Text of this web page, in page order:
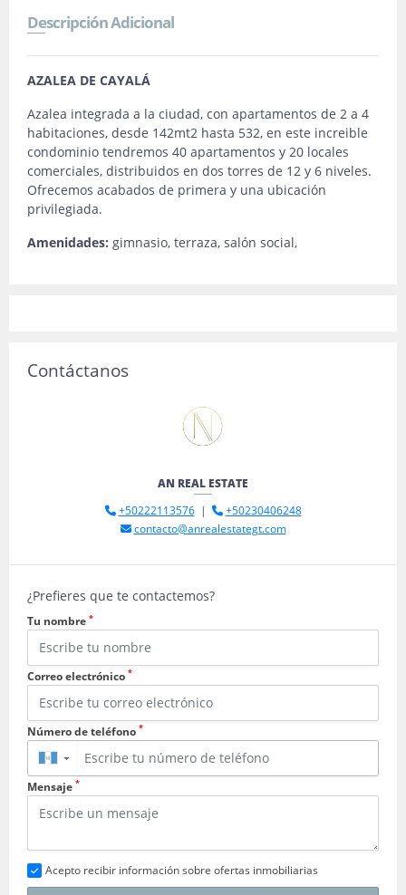
Descripción Adicional
AZALEA DE CAYALÁ
Azalea integrada a la ciudad, con apartamentos de 2 a 4
habitaciones, desde 142mt2 hasta 532, en este increible
condominio tendremos 40 apartamentos y 20 locales
comerciales, distribuidos en dos torres de 12 y 6 niveles.
Ofrecemos acabados de primera y una ubicación
privilegiada.
Amenidades: gimnasio, terraza, salón social,
Contáctanos
AN REAL ESTATE
+50222113576|
+50230406248
contacto@anrealestategt.com
¿Prefieres que te contactemos?
Tu nombre *
Correo electrónico *
Número de teléfono *
▼
Mensaje *
Acepto recibir información sobre ofertas inmobiliarias